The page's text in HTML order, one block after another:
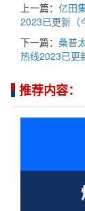
上一篇： 亿田
2023已更新（
下一篇： 桑普
热线2023已更
推荐内容：